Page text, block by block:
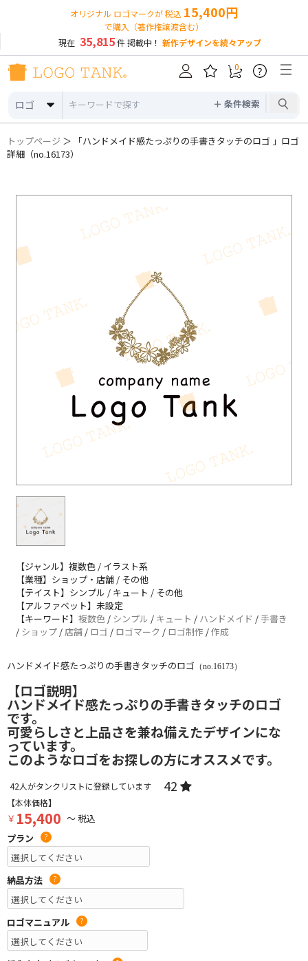
オリジナル ロゴマークが 税込 15,400円
で購入（著作権譲渡含む）
現在 35,815件 掲載中！ 新作デザインを続々アップ
ロゴ ＋ 条件検索
0 ?
トップページ ＞ 「ハンドメイド感たっぷりの手書きタッチのロゴ 」ロゴ
詳細（no.16173）
【ジャンル】複数色 / イラスト系
【業種】ショップ・店舗 / その他
【テイスト】シンプル / キュート / その他
【アルファベット】未設定
【キーワード】 複数色 / シンプル / キュート / ハンドメイド /手書き
/ ショップ / 店舗 / ロゴ / ロゴマーク / ロゴ制作 /作成
ハンドメイド感たっぷりの手書きタッチのロゴ （no.16173）
【ロゴ説明】
ハンドメイド感たっぷりの手書きタッチのロゴ
です。
可愛らしさと上品さを兼ね備えたデザインにな
っています。
このようなロゴをお探しの方にオススメです。
42人がタンクリストに登録しています 42
【本体価格】
￥ 15,400 ～ 税込
プラン
?
納品方法 ?
ロゴマニュアル ?